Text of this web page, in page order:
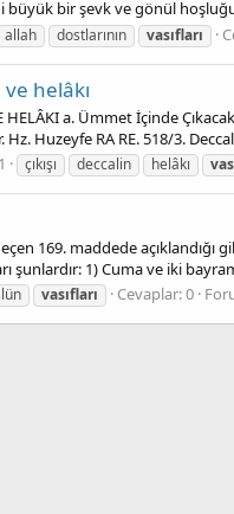
büyük bir şevk ve gönül
allah dostlarının vasıfları
ve helâkı
HELÂKI a. Ümmet İçinde
Huzeyfe RA RE. 518/3.
çıkışı deccalin helâkı
169. maddede
şunlardır: 1) Cuma ve iki
vasıfları Cevaplar: 0